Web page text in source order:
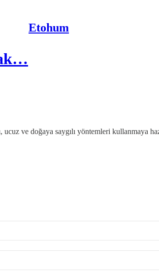
Etohum
ve doğaya saygılı yöntemleri kullanmaya